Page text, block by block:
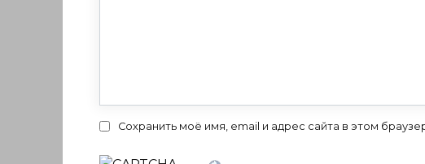
Сохранить моё имя, email и адрес сайта в этом